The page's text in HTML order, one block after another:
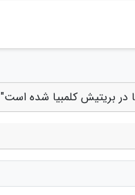
در بریتیش کلمبیا شده است"